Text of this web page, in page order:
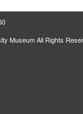
Museum All Rights